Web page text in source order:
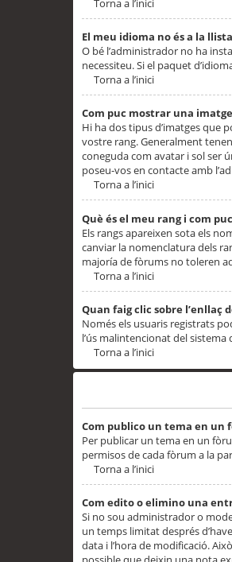
Torna a l’inici
El meu idioma no és a la
O bé l’administrador no ha
necessiteu. Si el paquet
Torna a l’inici
Com puc mostrar una
Hi ha dos tipus d’imatges que
vostre rang. Generalment
coneguda com avatar i sol ser
poseu-vos en contacte amb
Torna a l’inici
Què és el meu rang i com
Els rangs apareixen sota els
canviar la nomenclatura dels
majoría de fòrums no toleren
Torna a l’inici
Quan faig clic sobre l’enllaç
Només els usuaris registrats
l’ús malintencionat del
Torna a l’inici
Com publico un tema en un
Per publicar un tema en un
permisos de cada fòrum a la
Torna a l’inici
Com edito o elimino una
Si no sou administrador o
un temps limitat després
data i l’hora de modificació.